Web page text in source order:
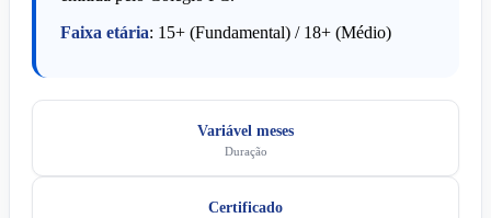
Faixa etária: 15+ (Fundamental) / 18+ (Médio)
Variável meses
Duração
Certificado